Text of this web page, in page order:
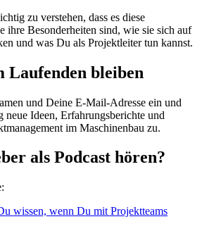
zu verstehen, dass es diese
ihre Besonderheiten sind, wie sie sich auf
und was Du als Projektleiter tun kannst.
Laufenden bleiben
und Deine E-Mail-Adresse ein und
neue Ideen, Erfahrungsberichte und
im Maschinenbau zu.
als Podcast hören?
wissen, wenn Du mit Projektteams